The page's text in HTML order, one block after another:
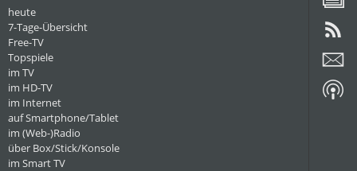
heute
7-Tage-Übersicht
Free-TV
Topspiele
im TV
im HD-TV
im Internet
auf Smartphone/Tablet
im (Web-)Radio
über Box/Stick/Konsole
im Smart TV